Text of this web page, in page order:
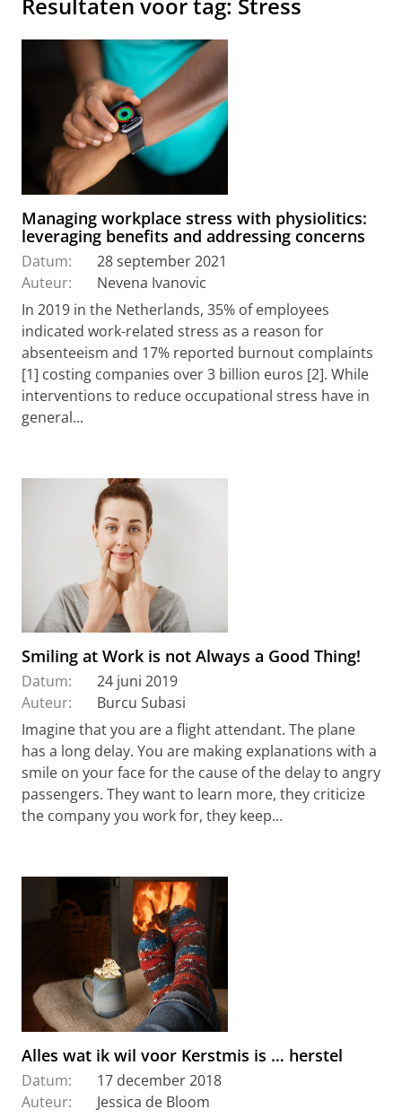
Resultaten voor tag: Stress
Managing workplace stress with physiolitics:
leveraging benefits and addressing concerns
Datum:
28 september 2021
Auteur:
Nevena Ivanovic
In 2019 in the Netherlands, 35% of employees
indicated work-related stress as a reason for
absenteeism and 17% reported burnout complaints
[1] costing companies over 3 billion euros [2]. While
interventions to reduce occupational stress have in
general...
Smiling at Work is not Always a Good Thing!
Datum:
24 juni 2019
Auteur:
Burcu Subasi
Imagine that you are a flight attendant. The plane
has a long delay. You are making explanations with a
smile on your face for the cause of the delay to angry
passengers. They want to learn more, they criticize
the company you work for, they keep...
Alles wat ik wil voor Kerstmis is … herstel
Datum:
17 december 2018
Auteur:
Jessica de Bloom